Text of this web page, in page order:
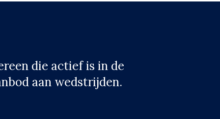
die actief is in de
aan wedstrijden.